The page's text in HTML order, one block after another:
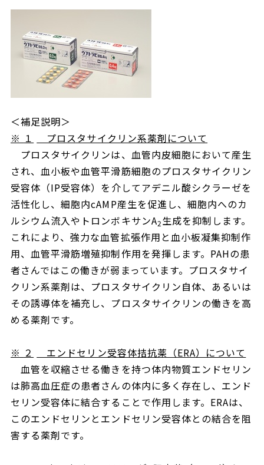
＜補足説明＞
※ １
プロスタサイクリン系薬剤について
プロスタサイクリンは、血管内皮細胞において産生
され、血小板や血管平滑筋細胞のプロスタサイクリン
受容体（IP受容体）を介してアデニル酸シクラーゼを
活性化し、細胞内cAMP産生を促進し、細胞内へのカ
ルシウム流入やトロンボキサンA2生成を抑制します。
これにより、強力な血管拡張作用と血小板凝集抑制作
用、血管平滑筋増殖抑制作用を発揮します。 PAHの患
者さんではこの働きが弱まっています。プロスタサイ
クリン系薬剤は、プロスタサイクリン自体、あるいは
その誘導体を補充し、プロスタサイクリンの働きを高
める薬剤です。
※ ２ エンドセリン受容体拮抗薬（ERA）について
血管を収縮させる働きを持つ体内物質エンドセリン
は肺高血圧症の患者さんの体内に多く存在し、エンド
セリン受容体に結合することで作用します。 ERAは、
このエンドセリンとエンドセリン受容体との結合を阻
害する薬剤です。